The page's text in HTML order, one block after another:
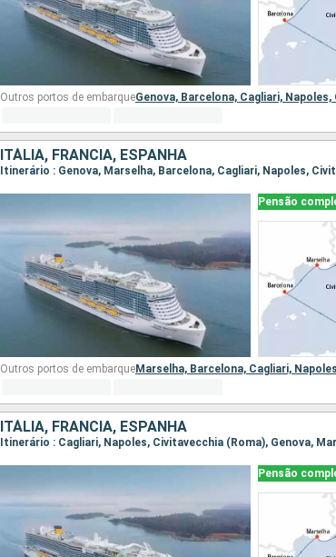
Outros portos de embarqueGenova, Barcelona, Cagliari, Napoles,
ITÁLIA, FRANCIA, ESPANHA
Itinerário : Genova, Marselha, Barcelona, Cagliari, Napoles,
Pensão
Outros portos de embarqueMarselha, Barcelona, Cagliari,
ITÁLIA, FRANCIA, ESPANHA
Itinerário : Cagliari, Napoles, Civitavecchia (Roma), Genova,
Pensão